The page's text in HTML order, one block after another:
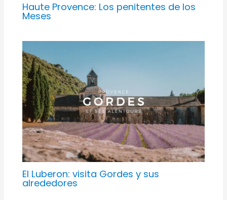
Haute Provence: Los penitentes de los
Meses
El Luberon: visita Gordes y sus
alrededores